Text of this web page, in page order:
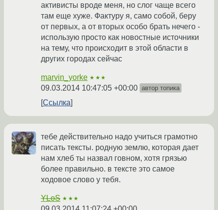
активисты вроде меня, но слог чаще всего
там еще хуже. Фактуру я, само собой, беру
от первых, а от вторых особо брать нечего -
использую просто как новостные источники
на тему, что происходит в этой области в
других городах сейчас
marvin_yorke ★★★
09.03.2014 10:47:05 +00:00 автор топика
Ссылка
тебе действительно надо учиться грамотно
писать тексты. родную землю, которая дает
нам хлеб ты назвал говном, хотя грязью
более правильно. в тексте это самое
ходовое слово у тебя.
YLoS ★★★